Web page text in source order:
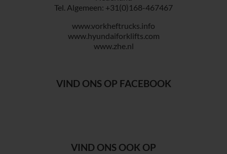
Tel. Algemeen: +31(0)168-467467
www.vorkheftrucks.info
www.hyundaiforklifts.com
www.zhe.nl
VIND ONS OP FACEBOOK
VIND ONS OOK OP